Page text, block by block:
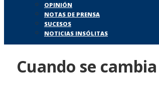
OPINIÓN
NOTAS DE PRENSA
SUCESOS
NOTICIAS INSÓLITAS
Cuando se